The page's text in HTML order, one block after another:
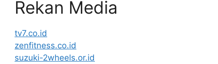
Rekan Media
tv7.co.id
zenfitness.co.id
suzuki-2wheels.or.id